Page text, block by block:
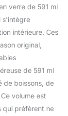
un
faire
une
décoration
vintage
en verre
un design
ambiance
verre de 591 ml
intérieure. Ces
original,
de 591 ml
de boissons, de
volume est
qui préfèrent ne